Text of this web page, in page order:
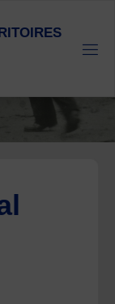
ITOIRES